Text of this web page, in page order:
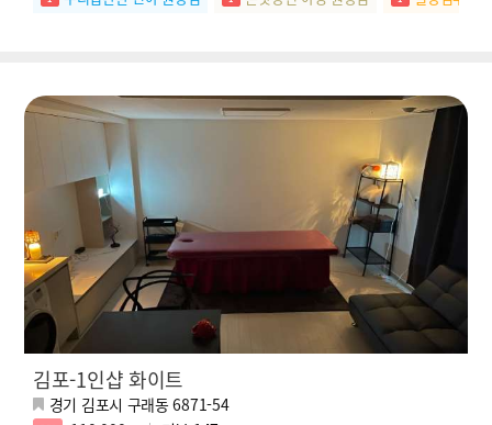
김포-1인샵 화이트
경기 김포시 구래동 6871-54